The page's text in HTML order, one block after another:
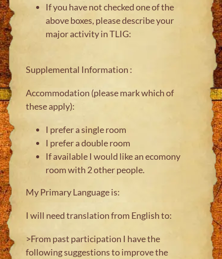
If you have not checked one of the
above boxes, please describe your
major activity in TLIG:
Supplemental Information :
Accommodation (please mark which of
these apply):
I prefer a single room
I prefer a double room
If available I would like an ecomony
room with 2 other people.
My Primary Language is:
I will need translation from English to:
>From past participation I have the
following suggestions to improve the